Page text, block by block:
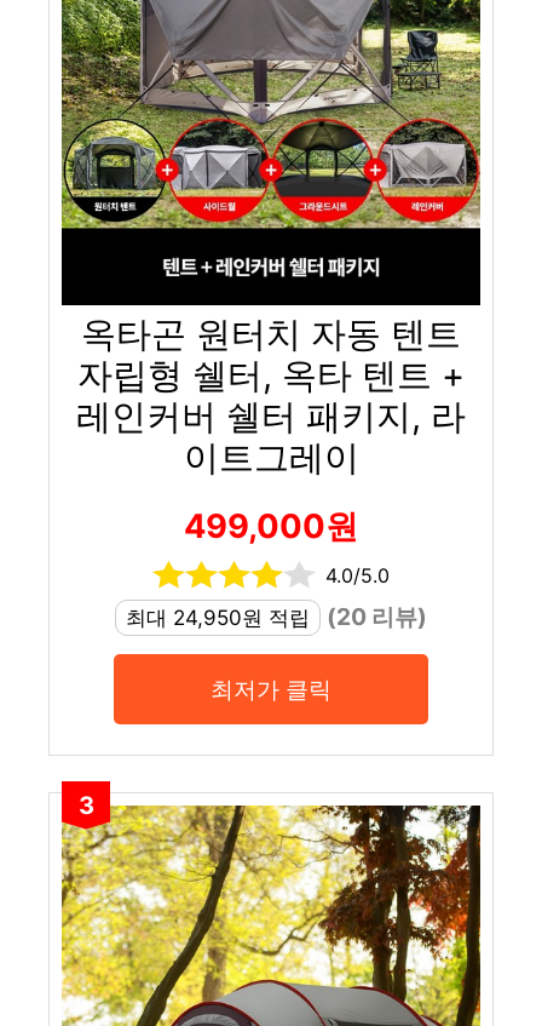
옥타곤 원터치 자동 텐트
자립형 쉘터, 옥타 텐트 +
레인커버 쉘터 패키지, 라
이트그레이
499,000원
4.0/5.0
최대 24,950원 적립
(20 리뷰)
최저가 클릭
3